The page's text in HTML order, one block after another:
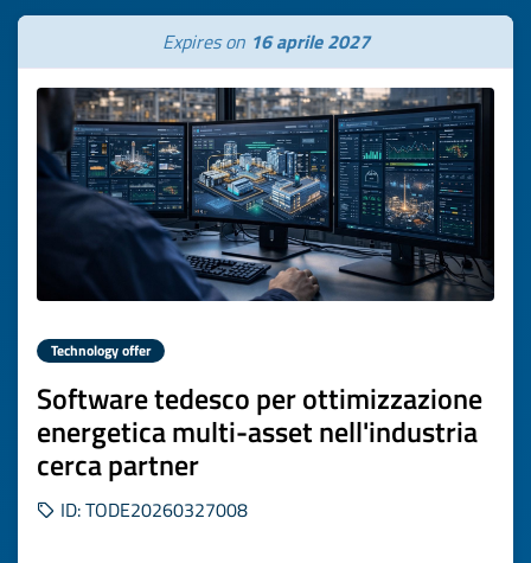
Expires on 16 aprile 2027
Technology offer
Software tedesco per ottimizzazione
energetica multi-asset nell'industria
cerca partner
ID: TODE20260327008